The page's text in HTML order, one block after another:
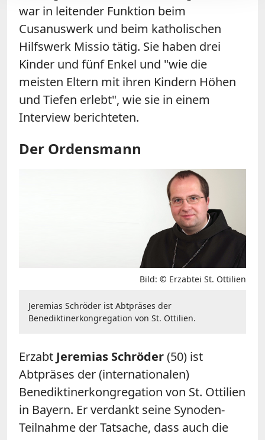
war in leitender Funktion beim
Cusanuswerk und beim katholischen
Hilfswerk Missio tätig. Sie haben drei
Kinder und fünf Enkel und "wie die
meisten Eltern mit ihren Kindern Höhen
und Tiefen erlebt", wie sie in einem
Interview berichteten.
Der Ordensmann
Bild: © Erzabtei St. Ottilien
Jeremias Schröder ist Abtpräses der
Benediktinerkongregation von St. Ottilien.
Erzabt Jeremias Schröder(50) ist
Abtpräses der (internationalen)
Benediktinerkongregation von St. Ottilien
in Bayern. Er verdankt seine Synoden-
Teilnahme der Tatsache, dass auch die